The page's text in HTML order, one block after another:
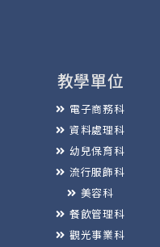
教學單位
電子商務科
資料處理科
幼兒保育科
流行服飾科
美容科
餐飲管理科
觀光事業科